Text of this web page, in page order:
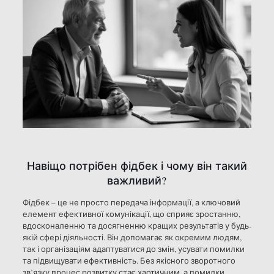
Навіщо потрібен фідбек і чому він такий
важливий?
Фідбек – це не просто передача інформації, а ключовий
елемент ефективної комунікації, що сприяє зростанню,
вдосконаленню та досягненню кращих результатів у будь-
якій сфері діяльності. Він допомагає як окремим людям,
так і організаціям адаптуватися до змін, усувати помилки
та підвищувати ефективність. Без якісного зворотного